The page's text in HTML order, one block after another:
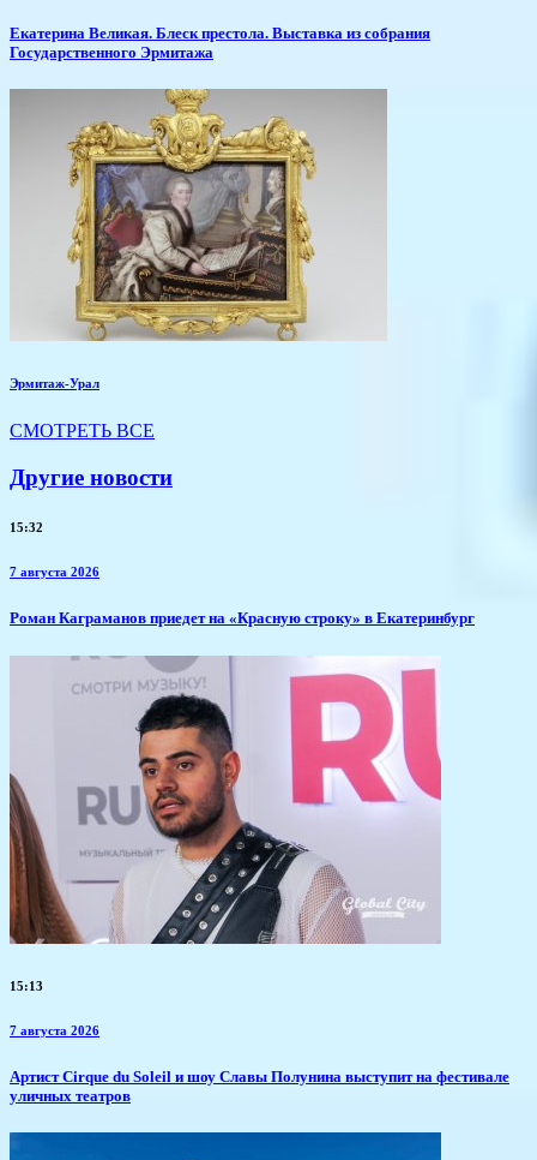
Екатерина Великая. Блеск престола. Выставка из собрания
Государственного Эрмитажа
Эрмитаж-Урал
СМОТРЕТЬ ВСЕ
Другие новости
15:32
7 августа 2026
​Роман Каграманов приедет на «Красную строку» в Екатеринбург
15:13
7 августа 2026
Артист Cirque du Soleil и шоу Славы Полунина выступит на фестивале
уличных театров